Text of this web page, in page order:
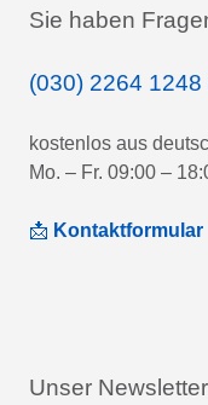
Sie haben
(030) 2264 1248
kostenlos aus
Mo. – Fr. 09:00 –
📩 Kontaktformular
Unser Newsletter